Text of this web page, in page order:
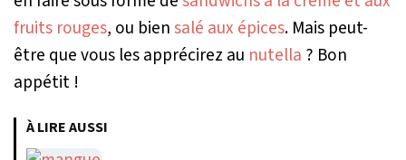
fruits rouges, ou biensalé aux épices. Mais peut-
être que vous les apprécirez au nutella ? Bon
appétit !
À LIRE AUSSI